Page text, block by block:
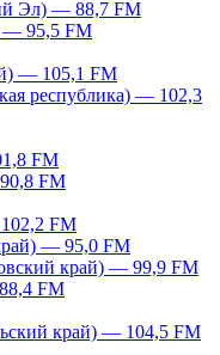
Эл) — 88,7 FM
— 95,5 FM
— 105,1 FM
республика) — 102,3
FM
FM
FM
— 95,0 FM
край) — 99,9 FM
FM
край) — 104,5 FM